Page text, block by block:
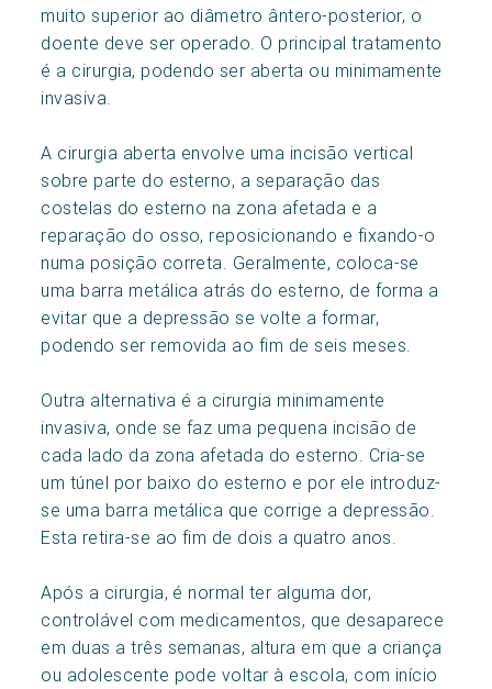
muito superior ao diâmetro ântero-posterior, o
doente deve ser operado. O principal tratamento
é a cirurgia, podendo ser aberta ou minimamente
invasiva.
A cirurgia aberta envolve uma incisão vertical
sobre parte do esterno, a separação das
costelas do esterno na zona afetada e a
reparação do osso, reposicionando e fixando-o
numa posição correta. Geralmente, coloca-se
uma barra metálica atrás do esterno, de forma a
evitar que a depressão se volte a formar,
podendo ser removida ao fim de seis meses.
Outra alternativa é a cirurgia minimamente
invasiva, onde se faz uma pequena incisão de
cada lado da zona afetada do esterno. Cria-se
um túnel por baixo do esterno e por ele introduz-
se uma barra metálica que corrige a depressão.
Esta retira-se ao fim de dois a quatro anos.
Após a cirurgia, é normal ter alguma dor,
controlável com medicamentos, que desaparece
em duas a três semanas, altura em que a criança
ou adolescente pode voltar à escola, com início